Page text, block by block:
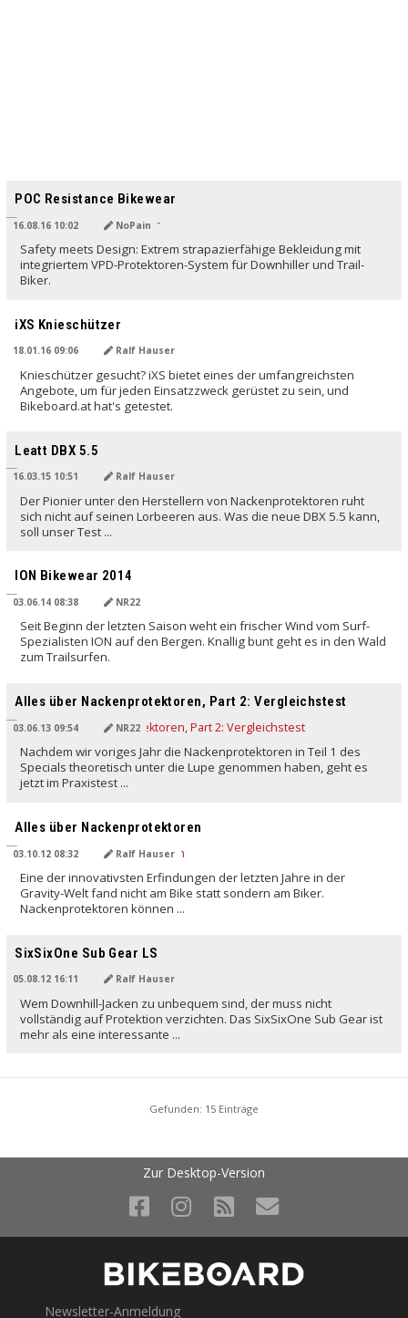
POC Resistance Bikewear
16.08.16 10:02 NoPain
Safety meets Design: Extrem strapazierfähige Bekleidung mit
integriertem VPD-Protektoren-System für Downhiller und Trail-
Biker.
iXS Knieschützer
18.01.16 09:06 Ralf Hauser
Knieschützer gesucht? iXS bietet eines der umfangreichsten
Angebote, um für jeden Einsatzzweck gerüstet zu sein, und
Bikeboard.at hat's getestet.
Leatt DBX 5.5
16.03.15 10:51 Ralf Hauser
Der Pionier unter den Herstellern von Nackenprotektoren ruht
sich nicht auf seinen Lorbeeren aus. Was die neue DBX 5.5 kann,
soll unser Test ...
ION Bikewear 2014
03.06.14 08:38 NR22
Seit Beginn der letzten Saison weht ein frischer Wind vom Surf-
Spezialisten ION auf den Bergen. Knallig bunt geht es in den Wald
zum Trailsurfen.
Alles über Nackenprotektoren, Part 2: Vergleichstest
03.06.13 09:54 NR22
Nachdem wir voriges Jahr die Nackenprotektoren in Teil 1 des
Specials theoretisch unter die Lupe genommen haben, geht es
jetzt im Praxistest ...
Alles über Nackenprotektoren
03.10.12 08:32 Ralf Hauser
Eine der innovativsten Erfindungen der letzten Jahre in der
Gravity-Welt fand nicht am Bike statt sondern am Biker.
Nackenprotektoren können ...
SixSixOne Sub Gear LS
05.08.12 16:11 Ralf Hauser
Wem Downhill-Jacken zu unbequem sind, der muss nicht
vollständig auf Protektion verzichten. Das SixSixOne Sub Gear ist
mehr als eine interessante ...
Gefunden: 15 Einträge
Zur Desktop-Version
Newsletter-Anmeldung